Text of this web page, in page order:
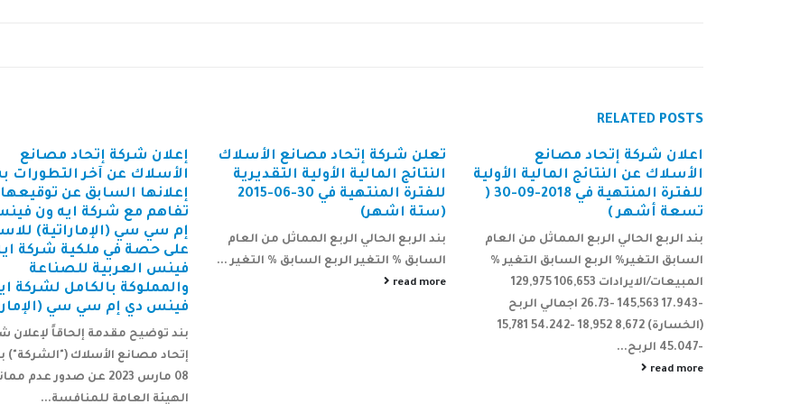
RELATED POSTS
تعلن شركة إتحاد مصانع الأسلاك
النتائج المالية الأولية التقديرية
للفترة المنتهية في 30-06-2015
(ستة اشهر)
بند الربع الحالي الربع المماثل من العام
السابق % التغير الربع السابق % التغير ...
read more
إعلان شركة إتحاد مصانع
الأسلاك عن آخر التطورات بشأن
إعلانها السابق عن توقيعها مذكرة
تفاهم مع شركة ايه ون فينس دي
إم سي سي (الإماراتية) للاستحواذ
على حصة في ملكية شركة ايه ون
فينس العربية للصناعة
والمملوكة بالكامل لشركة ايه ون
تعلن شركة اتحاد مصانع
(أسلاك) عن انتخاب رئيس
الإدارة وتشكيل لجان
عقد أعضاء مجلس إدارة شركة
مصانع الأسلاك (أسلاك) الذي تم
مؤخراً من قبل الجمعية العامة
السابعة المنعقدة...
read more